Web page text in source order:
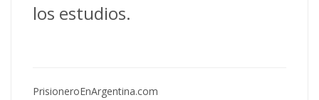
los estudios.
PrisioneroEnArgentina.com